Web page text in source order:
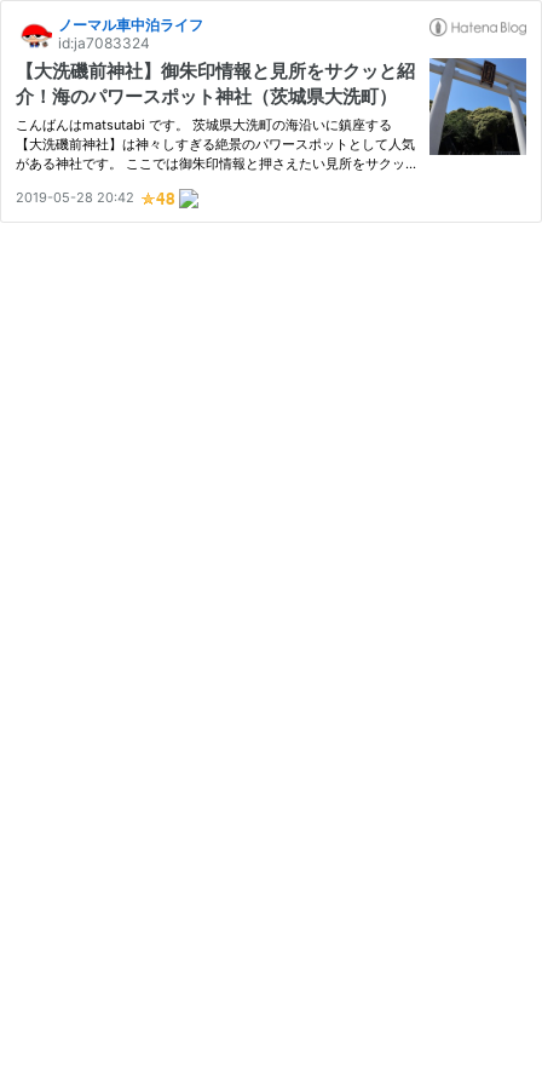
ノーマル車中泊ライフ
id:ja7083324
【大洗磯前神社】御朱印情報と見所をサクッと紹
介！海のパワースポット神社（茨城県大洗町）
こんばんはmatsutabi です。 茨城県大洗町の海沿いに鎮座する
【大洗磯前神社】は神々しすぎる絶景のパワースポットとして人気
がある神社です。 ここでは御朱印情報と押さえたい見所をサクッ
と言ったてまえ、御朱印と参拝で押さえたい見所ポイントは別にし
なさ…
2019-05-28 20:42